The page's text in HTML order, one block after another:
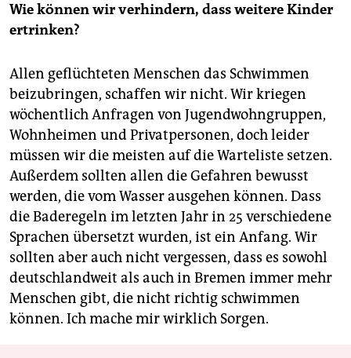
Wie können wir verhindern, dass weitere Kinder
ertrinken?
Allen geflüchteten Menschen das Schwimmen
beizubringen, schaffen wir nicht. Wir kriegen
wöchentlich Anfragen von Jugendwohngruppen,
Wohnheimen und Privatpersonen, doch leider
müssen wir die meisten auf die Warteliste setzen.
Außerdem sollten allen die Gefahren bewusst
werden, die vom Wasser ausgehen können. Dass
die Baderegeln im letzten Jahr in 25 verschiedene
Sprachen übersetzt wurden, ist ein Anfang. Wir
sollten aber auch nicht vergessen, dass es sowohl
deutschlandweit als auch in Bremen immer mehr
Menschen gibt, die nicht richtig schwimmen
können. Ich mache mir wirklich Sorgen.